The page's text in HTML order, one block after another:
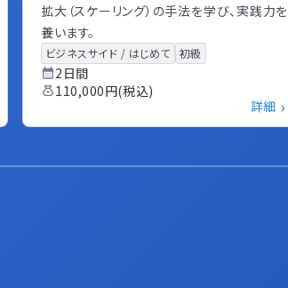
拡大（スケーリング）の手法を学び、実践力を
養います。
ビジネスサイド / はじめて 初級
2日間
110,000円(税込)
詳細 ›